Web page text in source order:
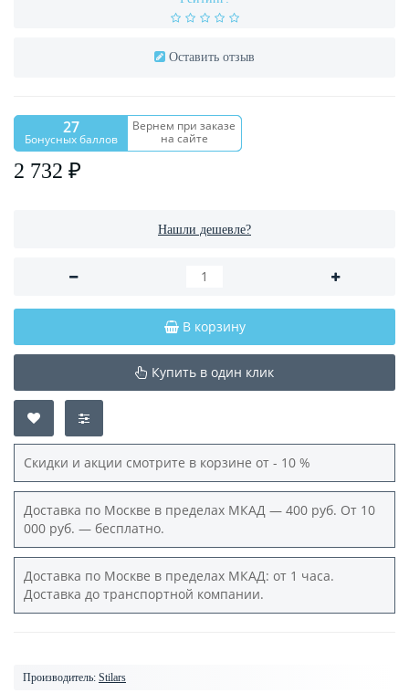
Оставить отзыв
27
Бонусных баллов
Вернем при заказе
на сайте
2 732 ₽
Нашли дешевле?
В корзину
Купить в один клик
Скидки и акции смотрите в корзине от - 10 %
Доставка по Москве в пределах МКАД — 400 руб. От 10
000 руб. — бесплатно.
Доставка по Москве в пределах МКАД: от 1 часа.
Доставка до транспортной компании.
Производитель: Stilars